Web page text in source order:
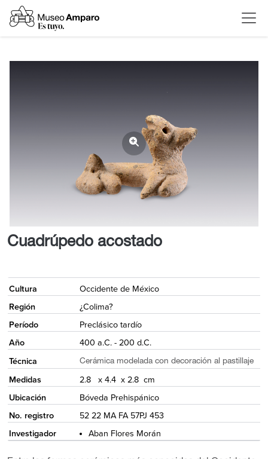
Cuadrúpedo acostado
Cultura
Occidente de México
Región
¿Colima?
Período
Preclásico tardío
Año
400 a.C. - 200 d.C.
Técnica
Cerámica modelada con decoración al pastillaje
Medidas
2.8 x 4.4 x 2.8 cm
Ubicación
Bóveda Prehispánico
No. registro
52 22 MA FA 57PJ 453
Investigador
Aban Flores Morán